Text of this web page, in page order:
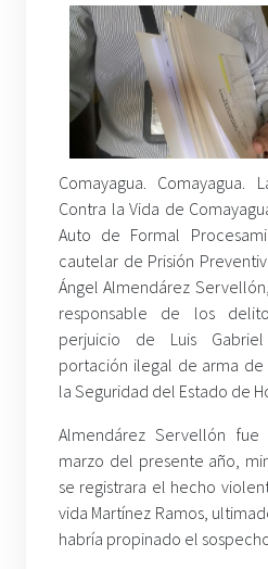
Comayagua. Comayagua.
Contra la Vida de
Auto de Formal
cautelar de Prisión
Ángel Almendárez
responsable de los
perjuicio de Luis
portación ilegal de arma
la Seguridad del Estado de
Almendárez Servellón
marzo del presente año,
se registrara el hecho
vida Martínez Ramos,
habría propinado el